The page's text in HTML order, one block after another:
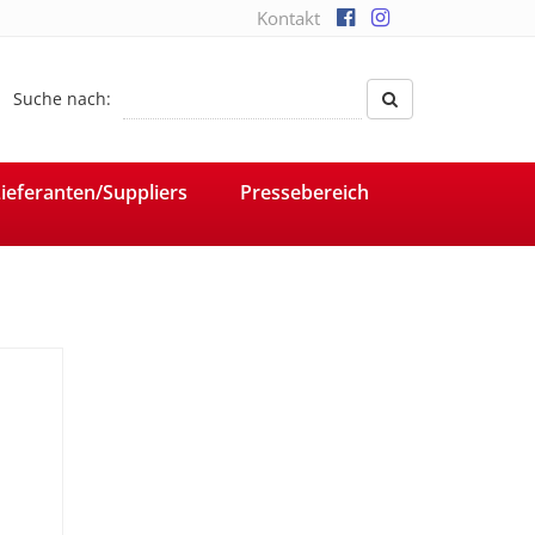
Kontakt
Suche nach:
Suppliers Pressebereich